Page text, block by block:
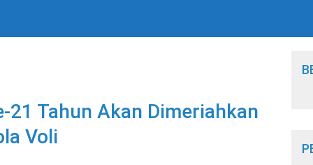
21 Tahun Akan Dimeriahkan
Voli